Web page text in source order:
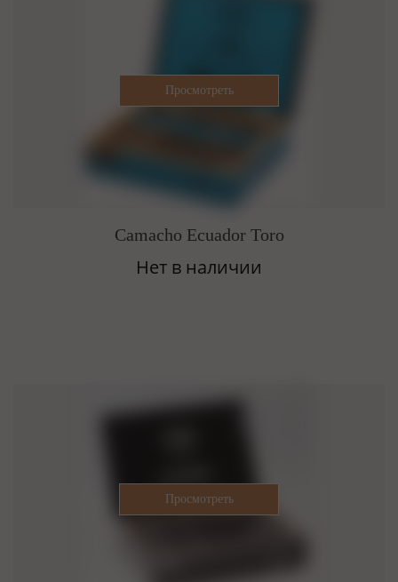
Camacho Ecuador Toro
Нет в наличии